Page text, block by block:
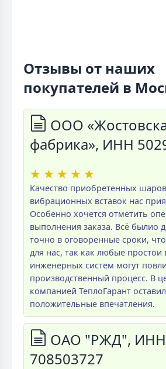
Отзывы от наших
покупателей в
ООО
фабрика», ИНН
★ ★ ★ ★ ★
Качество приобретенных
вибрационных вставок нас
Особенно хочется отметить
выполнения заказа. Всё былио
точно в оговоренные сроки,
для нас, так как любые простои
инженерных систем могут
производственный процесс. В
компанией ТеплоГарант
положительные впечатления.
ОАО "РЖД", ИНН
708503727